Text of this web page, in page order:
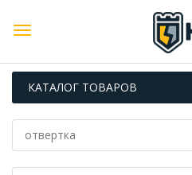
КАТАЛОГ ТОВАРОВ